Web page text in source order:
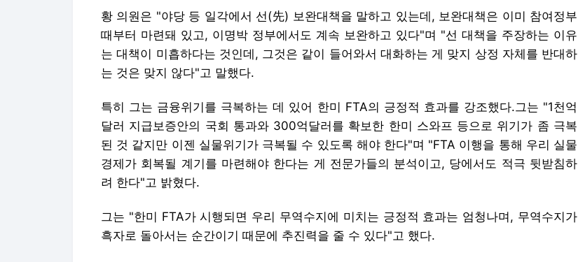
황 의원은 "야당 등 일각에서 선(先) 보완대책을 말하고 있는데, 보완대책은 이미 참여정부
때부터 마련돼 있고, 이명박 정부에서도 계속 보완하고 있다"며 "선 대책을 주장하는 이유
는 대책이 미흡하다는 것인데, 그것은 같이 들어와서 대화하는 게 맞지 상정 자체를 반대하
는 것은 맞지 않다"고 말했다.
특히 그는 금융위기를 극복하는 데 있어 한미 FTA의 긍정적 효과를 강조했다.그는 "1천억
달러 지급보증안의 국회 통과와 300억달러를 확보한 한미 스와프 등으로 위기가 좀 극복
된 것 같지만 이젠 실물위기가 극복될 수 있도록 해야 한다"며 "FTA 이행을 통해 우리 실물
경제가 회복될 계기를 마련해야 한다는 게 전문가들의 분석이고, 당에서도 적극 뒷받침하
려 한다"고 밝혔다.
그는 "한미 FTA가 시행되면 우리 무역수지에 미치는 긍정적 효과는 엄청나며, 무역수지가
흑자로 돌아서는 순간이기 때문에 추진력을 줄 수 있다"고 했다.